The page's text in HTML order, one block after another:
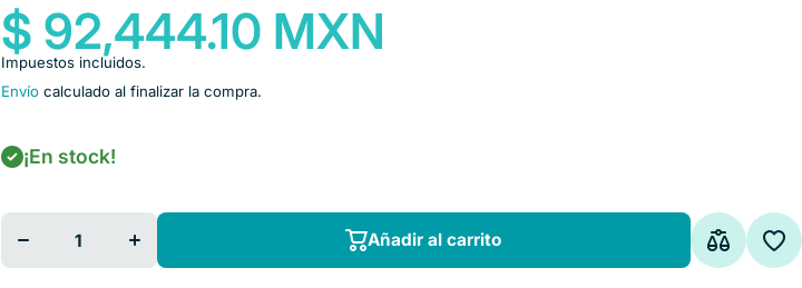
$ 92,444.10 MXN
Impuestos incluidos.
Envíocalculado al finalizar la compra.
¡En stock!
Licencia B para
CALLISTOAC440B
AC440 con
Licencia B para
CALLISTOAC440B
Añadir al carrito